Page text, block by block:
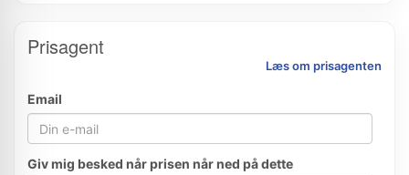
Prisagent
Læs om prisagenten
Email
Giv mig besked når prisen når ned på dette